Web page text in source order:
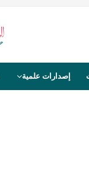
إصدارات علمية